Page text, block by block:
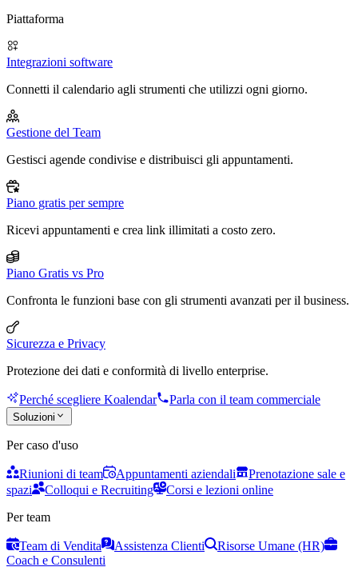
Piattaforma
Integrazioni software
Connetti il calendario agli strumenti che utilizzi ogni giorno.
Gestione del Team
Gestisci agende condivise e distribuisci gli appuntamenti.
Piano gratis per sempre
Ricevi appuntamenti e crea link illimitati a costo zero.
Piano Gratis vs Pro
Confronta le funzioni base con gli strumenti avanzati per il business.
Sicurezza e Privacy
Protezione dei dati e conformità di livello enterprise.
Perché scegliere Koalendar Parla con il team commerciale
Soluzioni
Per caso d'uso
Riunioni di team Appuntamenti aziendali
Prenotazione sale e
spazi
Colloqui e Recruiting
Corsi e lezioni online
Per team
Team di Vendita Assistenza Clienti
Risorse Umane (HR)
Coach e Consulenti